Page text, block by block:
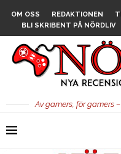
OM OSS REDAKTIONEN
BLI SKRIBENT PÅ NÖRDLIV
Av gamers, för gamers